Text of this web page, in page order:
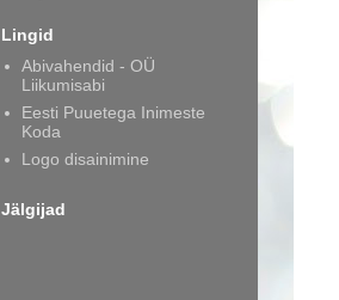
Lingid
Abivahendid - OÜ
Liikumisabi
Eesti Puuetega Inimeste
Koda
Logo disainimine
Jälgijad